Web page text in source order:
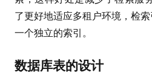
了更好地适应多租户环境，检
一个独立的索引。
数据库表的设计